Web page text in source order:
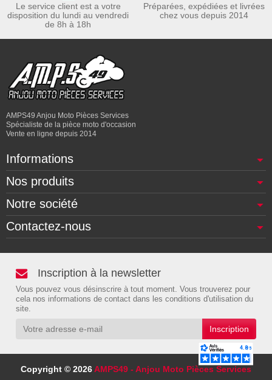
Le service client est a votre
disposition du lundi au vendredi
de 8h à 18h
Préparées, expédiées et livrées
chez vous depuis 2014
AMPS49 Anjou Moto Pièces Services
Spécialiste de la pièce moto d'occasion
Vente en ligne depuis 2014
Informations
Nos produits
Notre société
Contactez-nous
Inscription à la newsletter
Vous pouvez vous désinscrire à tout moment. Vous trouverez pour
cela nos informations de contact dans les conditions d'utilisation du
site.
Copyright © 2026 AMPS49 - Anjou Moto Pièces Services